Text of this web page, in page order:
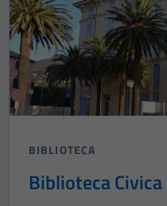
BIBLIOTECA
Biblioteca